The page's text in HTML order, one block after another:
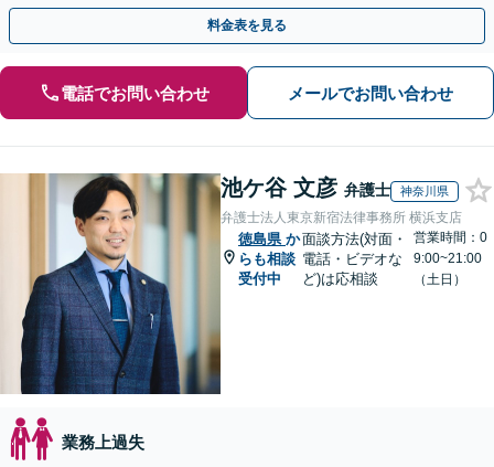
裁判官経験を活かした最適な戦略を立案」
料金表を見る
電話でお問い合わせ メールでお問い合わせ
池ケ谷 文彦 弁護士 神奈川県
弁護士法人東京新宿法律事務所 横浜支店
徳島県 か
らも相談
受付中
面談方法(対面・
電話・ビデオな
ど)は応相談
営業時間：0
9:00~21:00
（土日）
業務上過失